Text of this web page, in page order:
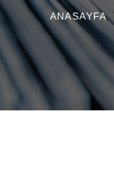
ANASAYFA